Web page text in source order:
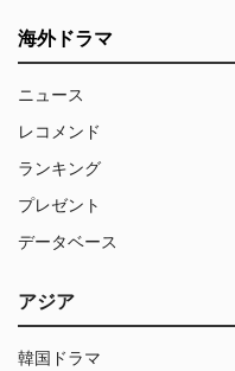
海外ドラマ
ニュース
レコメンド
ランキング
プレゼント
データベース
アジア
韓国ドラマ